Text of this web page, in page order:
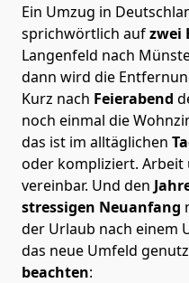
Ein Umzug in
sprichwörtlich aufzwei
Langenfeld nach
dann wird die
Kurz nach Feierabend
noch einmal die
das ist im alltäglichen
oder kompliziert. Arbeit
vereinbar. Und den
stressigen Neuanfang
der Urlaub nach einem
das neue Umfeld
beachten: